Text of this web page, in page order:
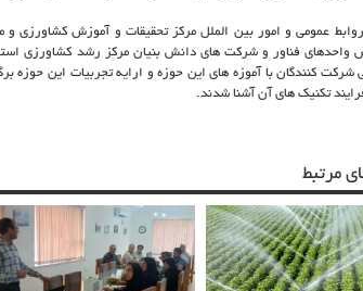
عمومی و امور بین الملل مرکز تحقیقات و آموزش کشاورزی و
واحدهای فناور و شرکت های دانش بنیان مرکز رشد کشاورزی
شرکت کنندگان با آموزه های این حوزه و ارایه تجربیات این حوزه
تکنیک های آن آشنا شدند.
مرتبط